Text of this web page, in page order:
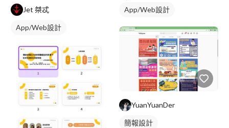
Jet 桀忒
App/Web設計
App/Web設計
YuanYuanDer
簡報設計